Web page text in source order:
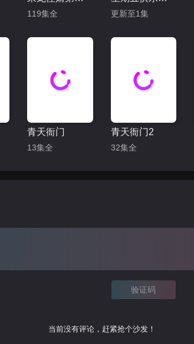
119集全 更新至1集
青天衙门
13集全
青天衙门2
32集全
当前没有评论，赶紧抢个沙发！